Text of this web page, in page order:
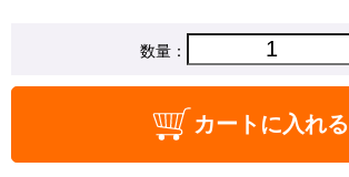
数量：
カートに入れる